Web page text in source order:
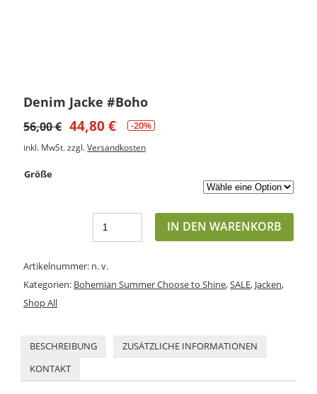
Denim Jacke #Boho
56,00€ 44,80€ -20%
inkl. MwSt. zzgl.Versandkosten
Größe
IN DEN WARENKORB
Artikelnummer: n. v.
Kategorien: Bohemian Summer Choose to Shine,SALE, Jacken,
Shop All
BESCHREIBUNG
ZUSÄTZLICHE INFORMATIONEN
KONTAKT